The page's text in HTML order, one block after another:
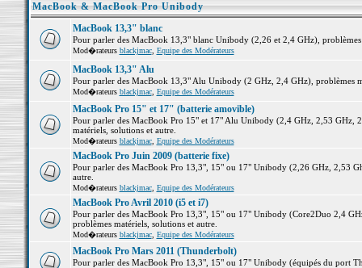
MacBook & MacBook Pro Unibody
MacBook 13,3" blanc
Pour parler des MacBook 13,3" blanc Unibody (2,26 et 2,4 GHz),
Mod�rateurs blackjmac, Equipe des Modérateurs
MacBook 13,3" Alu
Pour parler des MacBook 13,3" Alu Unibody (2 GHz, 2,4 GHz), problèmes
Mod�rateurs blackjmac, Equipe des Modérateurs
MacBook Pro 15" et 17" (batterie amovible)
Pour parler des MacBook Pro 15" et 17" Alu Unibody (2,4 GHz, 2,53 GHz,
matériels, solutions et autre.
Mod�rateurs blackjmac, Equipe des Modérateurs
MacBook Pro Juin 2009 (batterie fixe)
Pour parler des MacBook Pro 13,3", 15" ou 17" Unibody (2,26 GHz, 2,53
autre.
Mod�rateurs blackjmac, Equipe des Modérateurs
MacBook Pro Avril 2010 (i5 et i7)
Pour parler des MacBook Pro 13,3", 15" ou 17" Unibody (Core2Duo 2,4
problèmes matériels, solutions et autre.
Mod�rateurs blackjmac, Equipe des Modérateurs
MacBook Pro Mars 2011 (Thunderbolt)
Pour parler des MacBook Pro 13,3", 15" ou 17" Unibody (équipés du port